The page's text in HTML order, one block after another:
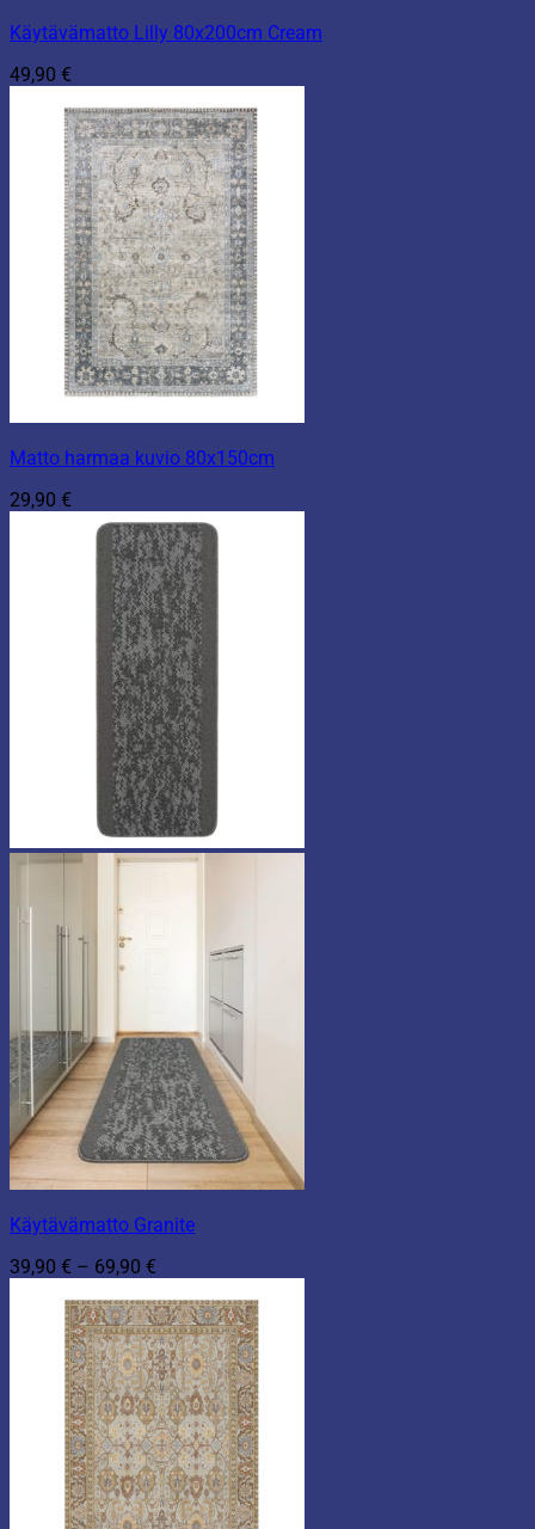
Käytävämatto Lilly 80x200cm Cream
49,90 €
Matto harmaa kuvio 80x150cm
29,90 €
Käytävämatto Granite
39,90 € – 69,90 €
-
69,90 €